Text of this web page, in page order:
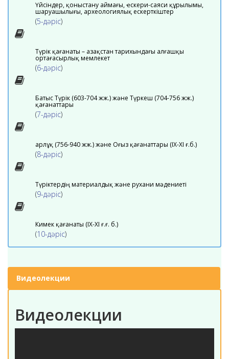
Үйсіндер, қоныстану аймағы, ҽскери-саяси құрылымы,
шаруашылығы, археологиялық ескерткіштер
(5-дәріс)
Түрік қағанаты – Қазақстан тарихындағы алғашқы
ортағасырлық мемлекет
(6-дәріс)
Батыс Түрік (603-704 жж.) және Түркеш (704-756 жж.)
қағанаттары
(7-дәріс)
Қарлұқ (756-940 жж.) және Оғыз қағанаттары (ІХ-ХІ ғ.б.)
(8-дәріс)
Түріктердің материалдық және рухани мәдениеті
(9-дәріс)
Кимек қағанаты (IX-XI ғ.ғ. б.)
(10-дәріс)
Видеолекции
Видеолекции